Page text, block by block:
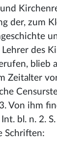
der, zum
Lehrer des
blieb
Zeitalter
Von ihm
Int. bl. n. 2.
Schriften: